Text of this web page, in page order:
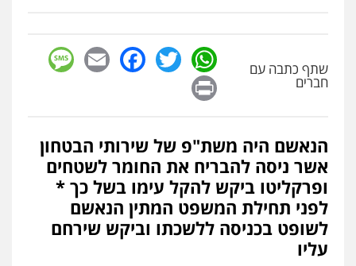
שתף כתבה עם
חברים
WhatsApp
Twitter
Facebook
Email
הנאשם היה משת"פ של שירותי הבטחון
אשר ניסה להבריח את החומר לשטחים
ופרקליטו ביקש להקל עימו בשל כך *
לפני תחילת המשפט המתין הנאשם
לשופט בכניסה ללשכתו וביקש שירחם
עליו